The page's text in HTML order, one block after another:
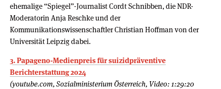
ehemalige “Spiegel”-Journalist Cordt Schnibben, die NDR-
Moderatorin Anja Reschke und der
Kommunikationswissenschaftler Christian Hoffman von der
Universität Leipzig dabei.
3. Papageno-Medienpreis für suizidpräventive
Berichterstattung 2024
(youtube.com, Sozialministerium Österreich, Video: 1:29:20